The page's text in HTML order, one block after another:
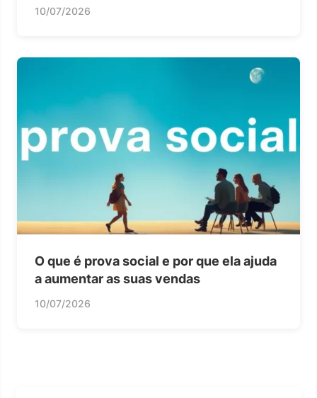
10/07/2026
O que é prova social e por que ela ajuda
a aumentar as suas vendas
10/07/2026